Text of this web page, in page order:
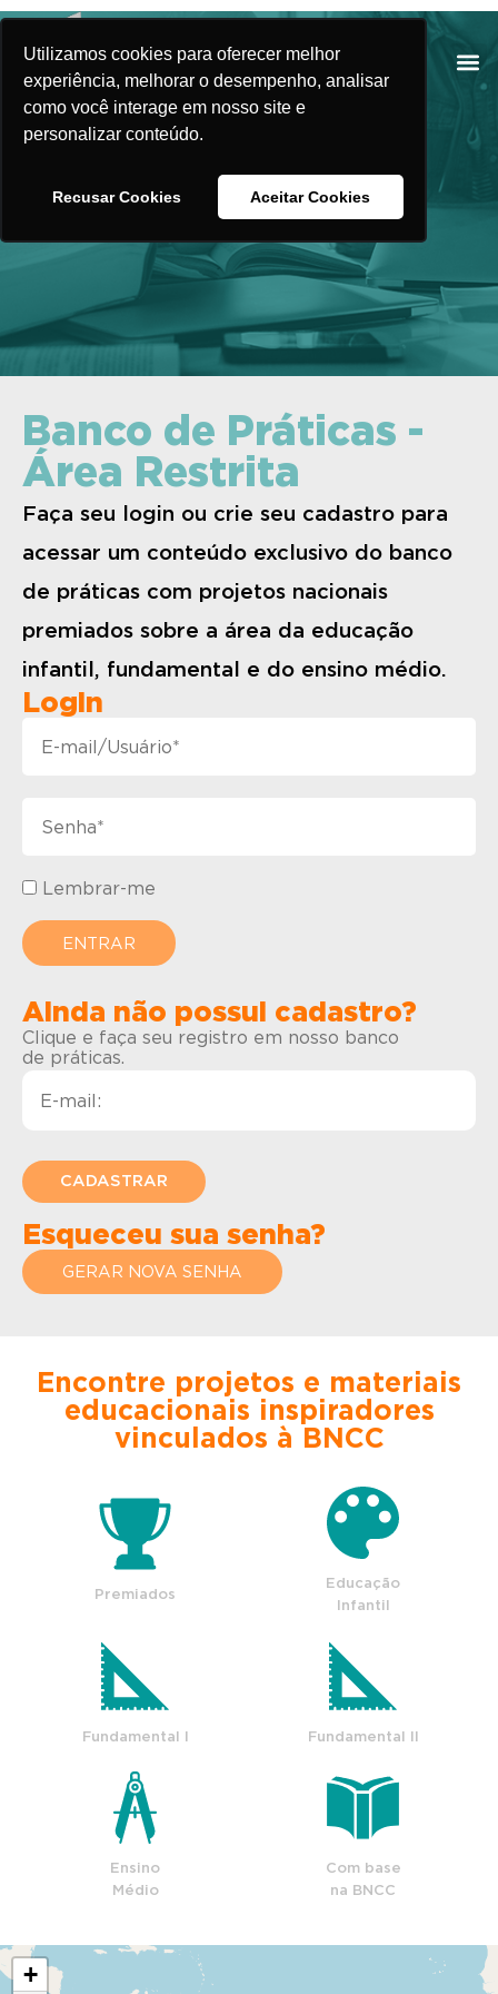
Utilizamos cookies para oferecer melhor
experiência, melhorar o desempenho, analisar
como você interage em nosso site e
personalizar conteúdo.
Recusar Cookies Aceitar Cookies
Banco de Práticas
Banco de Práticas -
Área Restrita
Faça seu login ou crie seu cadastro para
acessar um conteúdo exclusivo do banco
de práticas com projetos nacionais
premiados sobre a área da educação
infantil, fundamental e do ensino médio.
Login
Lembrar-me
Ainda não possui cadastro?
Clique e faça seu registro em nosso banco
de práticas.
Esqueceu sua senha?
GERAR NOVA SENHA
Encontre projetos e materiais
educacionais inspiradores
vinculados à BNCC
Premiados
Educação
Infantil
Fundamental I Fundamental II
Ensino
Médio
Com base
na BNCC
+